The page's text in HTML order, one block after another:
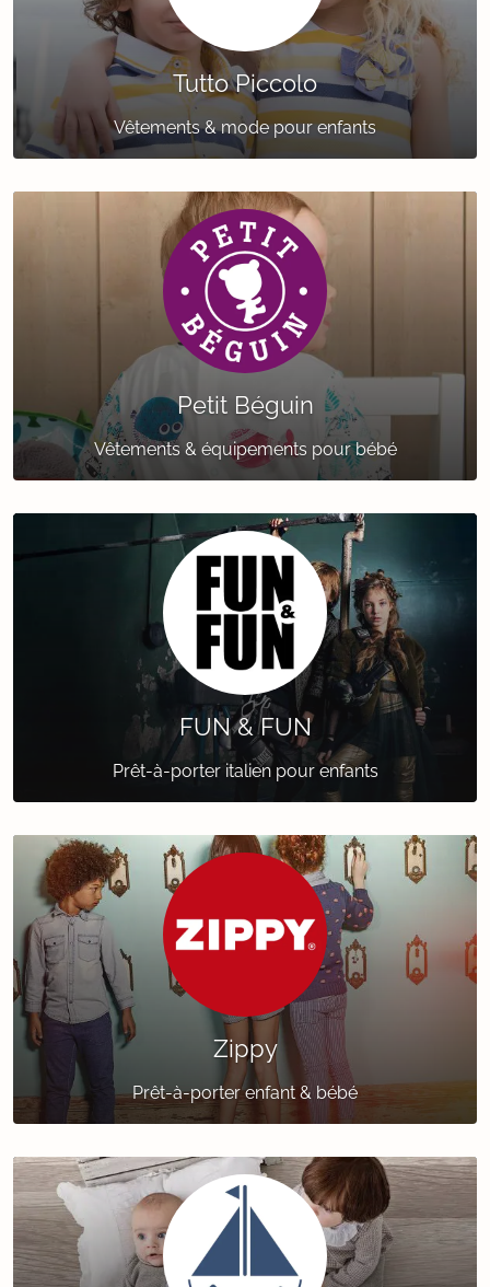
Tutto Piccolo
Vêtements & mode pour enfants
Petit Béguin
Vêtements & équipements pour bébé
FUN & FUN
Prêt-à-porter italien pour enfants
Zippy
Prêt-à-porter enfant & bébé